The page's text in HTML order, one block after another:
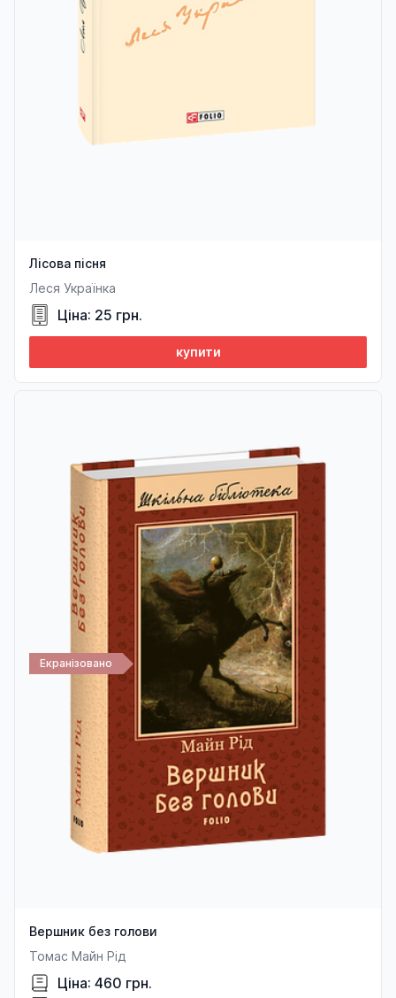
Лісова пісня
Леся Українка
Ціна: 25 грн.
купити
Екранізовано
Вершник без голови
Томас Майн Рід
Ціна: 460 грн.